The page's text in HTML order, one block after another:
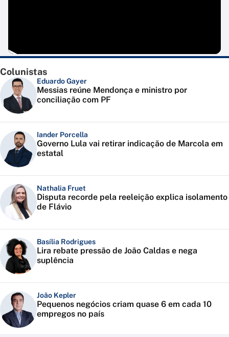
Colunistas
Eduardo Gayer
Messias reúne Mendonça e ministro por
conciliação com PF
Iander Porcella
Governo Lula vai retirar indicação de Marcola em
estatal
Nathalia Fruet
Disputa recorde pela reeleição explica isolamento
de Flávio
Basília Rodrigues
Lira rebate pressão de João Caldas e nega
suplência
João Kepler
Pequenos negócios criam quase 6 em cada 10
empregos no país